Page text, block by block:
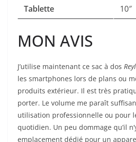
Tablette
10″
MON AVIS
J’utilise maintenant ce sac à dos
les smartphones lors de plans ou
produits extérieur. Il est très
porter. Le volume me paraît
utilisation professionnelle ou pour
quotidien. Un peu dommage qu’il
emplacement dédié pour un